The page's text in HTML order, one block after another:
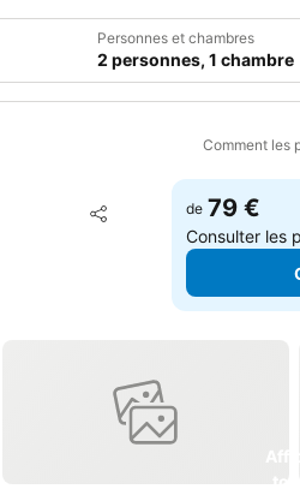
Personnes et chambres
2 personnes, 1 chambre
Comment les
Partager
Ajouter à mes favoris
de 79 €
Consulter les